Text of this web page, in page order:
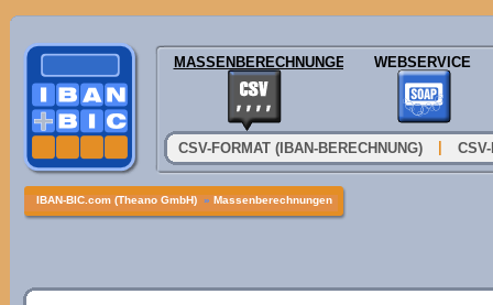
MASSENBERECHNUNGEN WEBSERVICE
CSV-FORMAT (IBAN-BERECHNUNG)
IBAN-BIC.com (Theano GmbH) » Massenberechnungen